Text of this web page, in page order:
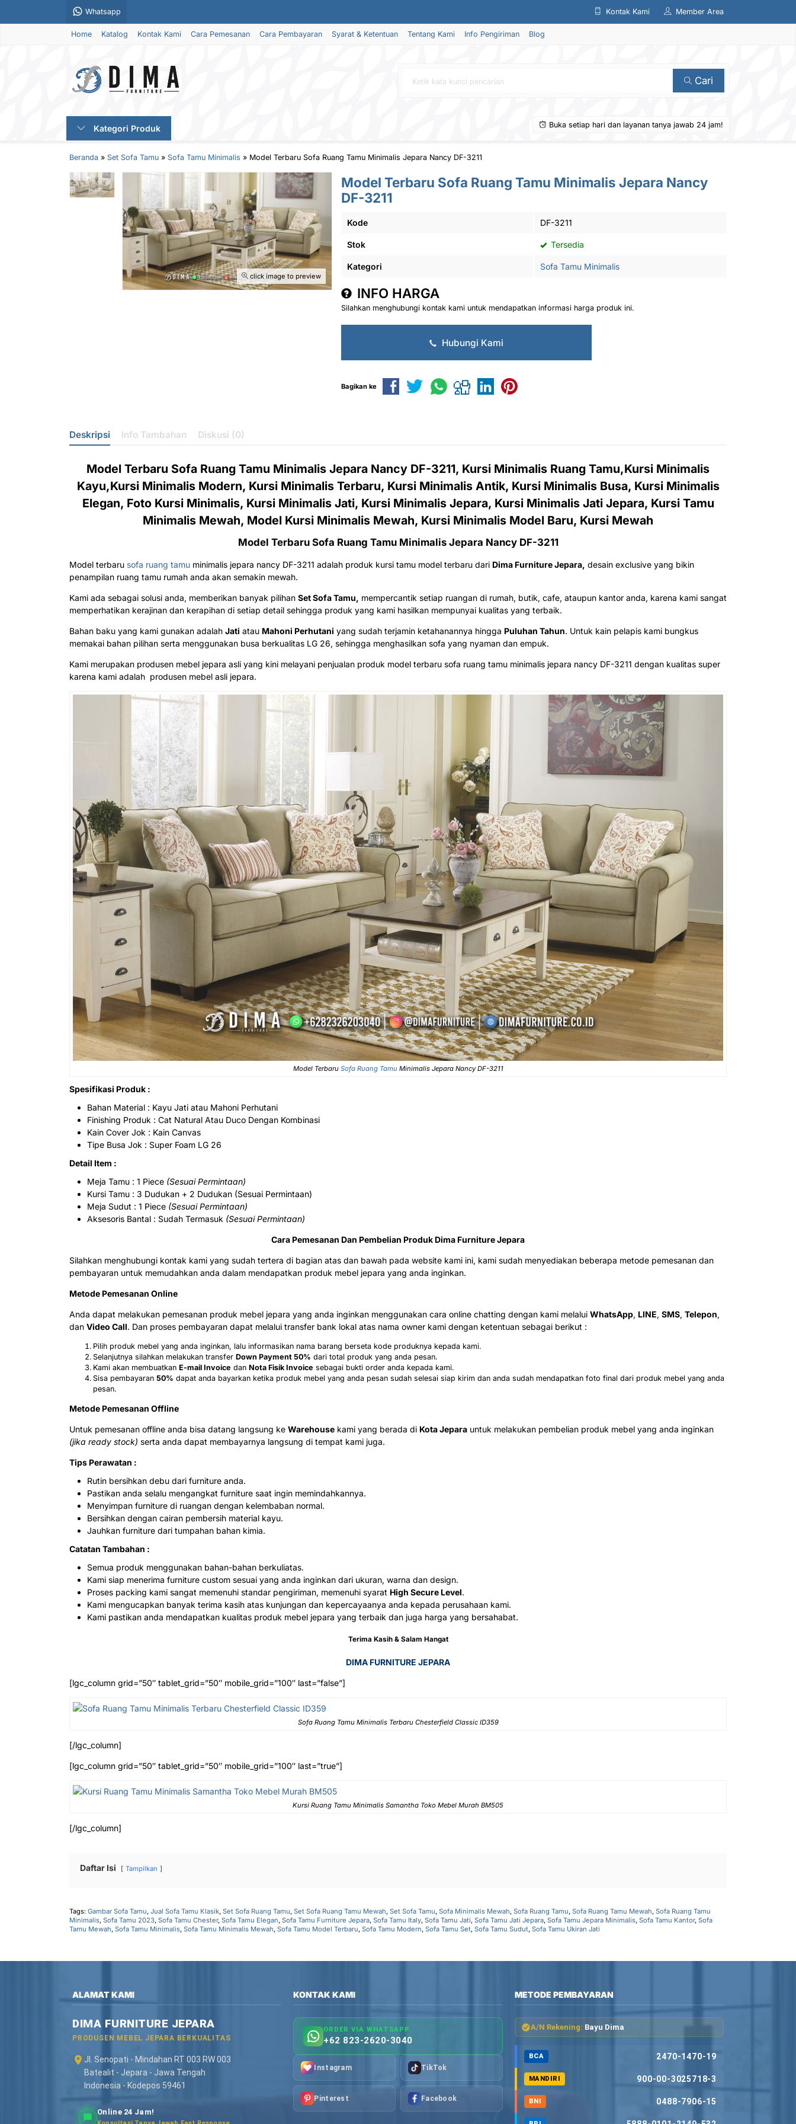
Whatsapp Kontak Kami Member Area
Home Katalog Kontak Kami Cara Pemesanan Cara Pembayaran Syarat & Ketentuan Tentang Kami Info Pengiriman Blog
Cari
Kategori Produk Buka setiap hari dan layanan tanya jawab 24 jam!
Beranda » Set Sofa Tamu » Sofa Tamu Minimalis » Model Terbaru Sofa Ruang Tamu Minimalis Jepara Nancy DF-3211
click image to preview
Model Terbaru Sofa Ruang Tamu Minimalis Jepara Nancy
DF-3211
Kode DF-3211
Stok Tersedia
Kategori Sofa Tamu Minimalis
INFO HARGA
Silahkan menghubungi kontak kami untuk mendapatkan informasi harga produk ini.
Hubungi Kami
Bagikan ke
Deskripsi Info Tambahan Diskusi (0)
Model Terbaru Sofa Ruang Tamu Minimalis Jepara Nancy DF-3211, Kursi Minimalis Ruang Tamu,Kursi Minimalis
Kayu,Kursi Minimalis Modern, Kursi Minimalis Terbaru, Kursi Minimalis Antik, Kursi Minimalis Busa, Kursi Minimalis
Elegan, Foto Kursi Minimalis, Kursi Minimalis Jati, Kursi Minimalis Jepara, Kursi Minimalis Jati Jepara, Kursi Tamu
Minimalis Mewah, Model Kursi Minimalis Mewah, Kursi Minimalis Model Baru, Kursi Mewah
Model Terbaru Sofa Ruang Tamu Minimalis Jepara Nancy DF-3211
Model terbaru sofa ruang tamu minimalis jepara nancy DF-3211 adalah produk kursi tamu model terbaru dari Dima Furniture Jepara, desain exclusive yang bikin
penampilan ruang tamu rumah anda akan semakin mewah.
Kami ada sebagai solusi anda, memberikan banyak pilihan Set Sofa Tamu, mempercantik setiap ruangan di rumah, butik, cafe, ataupun kantor anda, karena kami sangat
memperhatikan kerajinan dan kerapihan di setiap detail sehingga produk yang kami hasilkan mempunyai kualitas yang terbaik.
Bahan baku yang kami gunakan adalah Jati atau Mahoni Perhutani yang sudah terjamin ketahanannya hingga Puluhan Tahun. Untuk kain pelapis kami bungkus
memakai bahan pilihan serta menggunakan busa berkualitas LG 26, sehingga menghasilkan sofa yang nyaman dan empuk.
Kami merupakan produsen mebel jepara asli yang kini melayani penjualan produk model terbaru sofa ruang tamu minimalis jepara nancy DF-3211 dengan kualitas super
karena kami adalah produsen mebel asli jepara.
Model Terbaru Sofa Ruang TamuMinimalis Jepara Nancy DF-3211
Spesifikasi Produk :
Bahan Material : Kayu Jati atau Mahoni Perhutani
Finishing Produk : Cat Natural Atau Duco Dengan Kombinasi
Kain Cover Jok : Kain Canvas
Tipe Busa Jok : Super Foam LG 26
Detail Item :
Meja Tamu : 1 Piece (Sesuai Permintaan)
Kursi Tamu : 3 Dudukan + 2 Dudukan (Sesuai Permintaan)
Meja Sudut : 1 Piece (Sesuai Permintaan)
Aksesoris Bantal : Sudah Termasuk (Sesuai Permintaan)
Cara Pemesanan Dan Pembelian Produk Dima Furniture Jepara
Silahkan menghubungi kontak kami yang sudah tertera di bagian atas dan bawah pada website kami ini, kami sudah menyediakan beberapa metode pemesanan dan
pembayaran untuk memudahkan anda dalam mendapatkan produk mebel jepara yang anda inginkan.
Metode Pemesanan Online
Anda dapat melakukan pemesanan produk mebel jepara yang anda inginkan menggunakan cara online chatting dengan kami melalui WhatsApp, LINE, SMS, Telepon,
dan Video Call. Dan proses pembayaran dapat melalui transfer bank lokal atas nama owner kami dengan ketentuan sebagai berikut :
Pilih produk mebel yang anda inginkan, lalu informasikan nama barang berseta kode produknya kepada kami.
Selanjutnya silahkan melakukan transfer Down Payment 50% dari total produk yang anda pesan.
Kami akan membuatkan E-mail Invoice dan Nota Fisik Invoice sebagai bukti order anda kepada kami.
Sisa pembayaran 50% dapat anda bayarkan ketika produk mebel yang anda pesan sudah selesai siap kirim dan anda sudah mendapatkan foto final dari produk mebel yang anda
pesan.
Metode Pemesanan Offline
Untuk pemesanan offline anda bisa datang langsung ke Warehouse kami yang berada di Kota Jepara untuk melakukan pembelian produk mebel yang anda inginkan
(jika ready stock) serta anda dapat membayarnya langsung di tempat kami juga.
Tips Perawatan :
Rutin bersihkan debu dari furniture anda.
Pastikan anda selalu mengangkat furniture saat ingin memindahkannya.
Menyimpan furniture di ruangan dengan kelembaban normal.
Bersihkan dengan cairan pembersih material kayu.
Jauhkan furniture dari tumpahan bahan kimia.
Catatan Tambahan :
Semua produk menggunakan bahan-bahan berkuliatas.
Kami siap menerima furniture custom sesuai yang anda inginkan dari ukuran, warna dan design.
Proses packing kami sangat memenuhi standar pengiriman, memenuhi syarat High Secure Level.
Kami mengucapkan banyak terima kasih atas kunjungan dan kepercayaanya anda kepada perusahaan kami.
Kami pastikan anda mendapatkan kualitas produk mebel jepara yang terbaik dan juga harga yang bersahabat.
Terima Kasih & Salam Hangat
DIMA FURNITURE JEPARA
[lgc_column grid=”50″ tablet_grid=”50″ mobile_grid=”100″ last=”false”]
Sofa Ruang Tamu Minimalis Terbaru Chesterfield Classic ID359
[/lgc_column]
[lgc_column grid=”50″ tablet_grid=”50″ mobile_grid=”100″ last=”true”]
Kursi Ruang Tamu Minimalis Samantha Toko Mebel Murah BM505
[/lgc_column]
Daftar Isi Tampilkan
Tags: Gambar Sofa Tamu, Jual Sofa Tamu Klasik, Set Sofa Ruang Tamu, Set Sofa Ruang Tamu Mewah, Set Sofa Tamu, Sofa Minimalis Mewah, Sofa Ruang Tamu, Sofa Ruang Tamu Mewah, Sofa Ruang Tamu
Minimalis, Sofa Tamu 2023, Sofa Tamu Chester, Sofa Tamu Elegan, Sofa Tamu Furniture Jepara, Sofa Tamu Italy, Sofa Tamu Jati, Sofa Tamu Jati Jepara, Sofa Tamu Jepara Minimalis, Sofa Tamu Kantor, Sofa
Tamu Mewah, Sofa Tamu Minimalis, Sofa Tamu Minimalis Mewah, Sofa Tamu Model Terbaru, Sofa Tamu Modern, Sofa Tamu Set, Sofa Tamu Sudut, Sofa Tamu Ukiran Jati
ALAMAT KAMI
DIMA FURNITURE JEPARA
PRODUSEN MEBEL JEPARA BERKUALITAS
Jl. Senopati - Mindahan RT 003 RW 003
Batealit - Jepara - Jawa Tengah
Indonesia - Kodepos 59461
Online 24 Jam!
KONTAK KAMI
ORDER VIA WHATSAPP
+62 823-2620-3040
Instagram TikTok
Pinterest Facebook
METODE PEMBAYARAN
A/N Rekening: Bayu Dima
BCA 2470-1470-19
MANDIRI 900-00-3025718-3
BNI 0488-7906-15